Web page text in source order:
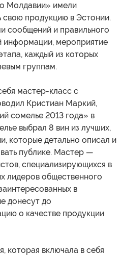
Молдавии» имели
свою продукцию в Эстонии.
сообщений и правильного
информации, мероприятие
каждый из которых
группам.
мастер-класс с
Кристиан Маркий,
сомелье 2013 года» в
выбрал 8 вин из лучших,
которые детально описал и
публике. Мастер —
специализирующихся в
лидеров общественного
в
донесут до
о качестве продукции
которая включала в себя